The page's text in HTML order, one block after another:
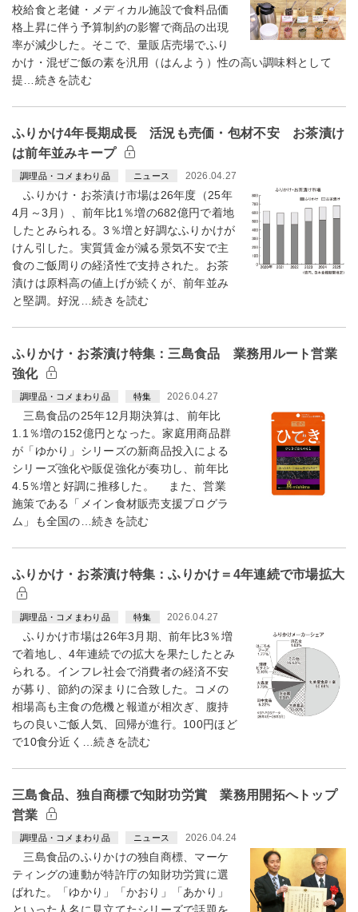
校給食と老健・メディカル施設で食料品価
格上昇に伴う予算制約の影響で商品の出現
率が減少した。そこで、量販店売場でふり
かけ・混ぜご飯の素を汎用（はんよう）性の高い調味料として
提…続きを読む
ふりかけ4年長期成長 活況も売価・包材不安 お茶漬け
は前年並みキープ
調理品・コメまわり品 ニュース 2026.04.27
ふりかけ・お茶漬け市場は26年度（25年
4月～3月）、前年比1％増の682億円で着地
したとみられる。3％増と好調なふりかけが
けん引した。実質賃金が減る景気不安で主
食のご飯周りの経済性で支持された。お茶
漬けは原料高の値上げが続くが、前年並み
と堅調。好況…続きを読む
ふりかけ・お茶漬け特集：三島食品 業務用ルート営業
強化
調理品・コメまわり品 特集 2026.04.27
三島食品の25年12月期決算は、前年比
1.1％増の152億円となった。家庭用商品群
が「ゆかり」シリーズの新商品投入による
シリーズ強化や販促強化が奏功し、前年比
4.5％増と好調に推移した。 また、営業
施策である「メイン食材販売支援プログラ
ム」も全国の…続きを読む
ふりかけ・お茶漬け特集：ふりかけ＝4年連続で市場拡大
調理品・コメまわり品 特集 2026.04.27
ふりかけ市場は26年3月期、前年比3％増
で着地し、4年連続での拡大を果たしたとみ
られる。インフレ社会で消費者の経済不安
が募り、節約の深まりに合致した。コメの
相場高も主食の危機と報道が相次ぎ、腹持
ちの良いご飯人気、回帰が進行。100円ほど
で10食分近く…続きを読む
三島食品、独自商標で知財功労賞 業務用開拓へトップ
営業
調理品・コメまわり品 ニュース 2026.04.24
三島食品のふりかけの独自商標、マーケ
ティングの連動が特許庁の知財功労賞に選
ばれた。「ゆかり」「かおり」「あかり」